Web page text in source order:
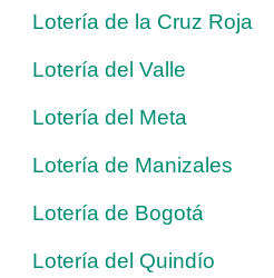
Lotería de la Cruz Roja
Lotería del Valle
Lotería del Meta
Lotería de Manizales
Lotería de Bogotá
Lotería del Quindío